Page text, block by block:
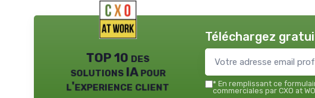
TOP 10 des
solutions IA pour
l'experience client
Téléchargez
* En remplissant ce
commerciales par CXO at